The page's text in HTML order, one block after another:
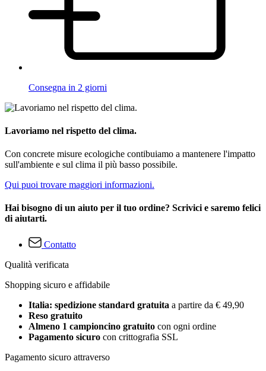
Consegna in 2 giorni
Lavoriamo nel rispetto del clima.
Con concrete misure ecologiche contibuiamo a mantenere l'impatto
sull'ambiente e sul clima il più basso possibile.
Qui puoi trovare maggiori informazioni.
Hai bisogno di un aiuto per il tuo ordine? Scrivici e saremo felici
di aiutarti.
Contatto
Qualità verificata
Shopping sicuro e affidabile
Italia: spedizione standard gratuita a partire da € 49,90
Reso gratuito
Almeno 1 campioncino gratuito con ogni ordine
Pagamento sicuro con crittografia SSL
Pagamento sicuro attraverso